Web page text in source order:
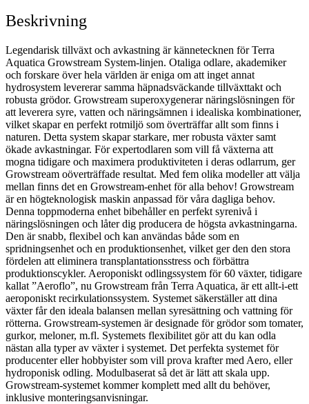
Beskrivning
Legendarisk tillväxt och avkastning är kännetecknen för Terra
Aquatica Growstream System-linjen. Otaliga odlare, akademiker
och forskare över hela världen är eniga om att inget annat
hydrosystem levererar samma häpnadsväckande tillväxttakt och
robusta grödor. Growstream superoxygenerar näringslösningen för
att leverera syre, vatten och näringsämnen i idealiska kombinationer,
vilket skapar en perfekt rotmiljö som överträffar allt som finns i
naturen. Detta system skapar starkare, mer robusta växter samt
ökade avkastningar. För expertodlaren som vill få växterna att
mogna tidigare och maximera produktiviteten i deras odlarrum, ger
Growstream oöverträffade resultat. Med fem olika modeller att välja
mellan finns det en Growstream-enhet för alla behov! Growstream
är en högteknologisk maskin anpassad för våra dagliga behov.
Denna toppmoderna enhet bibehåller en perfekt syrenivå i
näringslösningen och låter dig producera de högsta avkastningarna.
Den är snabb, flexibel och kan användas både som en
spridningsenhet och en produktionsenhet, vilket ger den den stora
fördelen att eliminera transplantationsstress och förbättra
produktionscykler. Aeroponiskt odlingssystem för 60 växter, tidigare
kallat ”Aeroflo”, nu Growstream från Terra Aquatica, är ett allt-i-ett
aeroponiskt recirkulationssystem. Systemet säkerställer att dina
växter får den ideala balansen mellan syresättning och vattning för
rötterna. Growstream-systemen är designade för grödor som tomater,
gurkor, meloner, m.fl. Systemets flexibilitet gör att du kan odla
nästan alla typer av växter i systemet. Det perfekta systemet för
producenter eller hobbyister som vill prova krafter med Aero, eller
hydroponisk odling. Modulbaserat så det är lätt att skala upp.
Growstream-systemet kommer komplett med allt du behöver,
inklusive monteringsanvisningar.